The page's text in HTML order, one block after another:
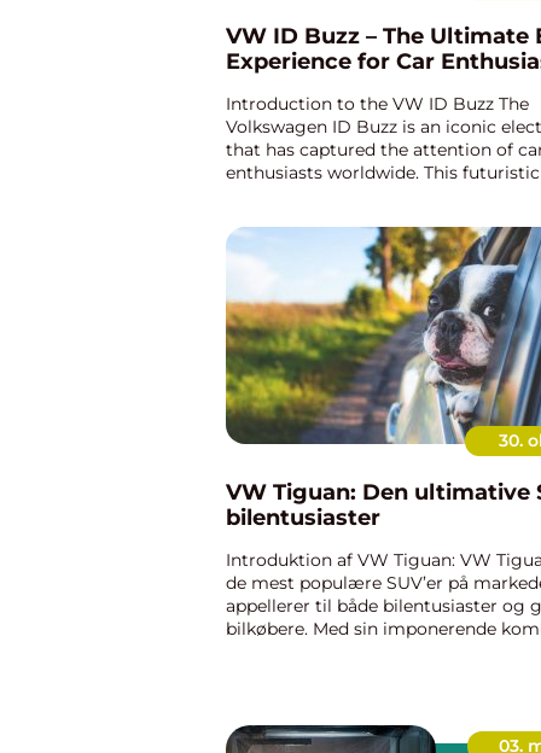
VW ID Buzz – The Ultimate
Experience for Car
Introduction to the VW ID Buzz The
Volkswagen ID Buzz is an iconic
that has captured the attention of
enthusiasts worldwide. This
30.
VW Tiguan: Den ultimative
bilentusiaster
Introduktion af VW Tiguan: VW
de mest populære SUV’er på
appellerer til både bilentusiaster og
bilkøbere. Med sin imponerende
03.